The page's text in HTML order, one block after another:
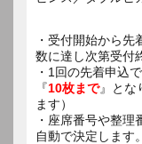
・受付開始から
数に達し次第受付
・1回の先着申込
『10枚まで』とな
ます）
・座席番号や整
自動で決定します。